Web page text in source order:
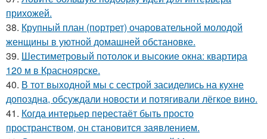
прихожей.
38. Крупный план (портрет) очаровательной молодой
женщины в уютной домашней обстановке.
39. Шестиметровый потолок и высокие окна: квартира
120 м в Красноярске.
40. В тот выходной мы с сестрой засиделись на кухне
допоздна, обсуждали новости и потягивали лёгкое вино.
41. Когда интерьер перестаёт быть просто
пространством, он становится заявлением.